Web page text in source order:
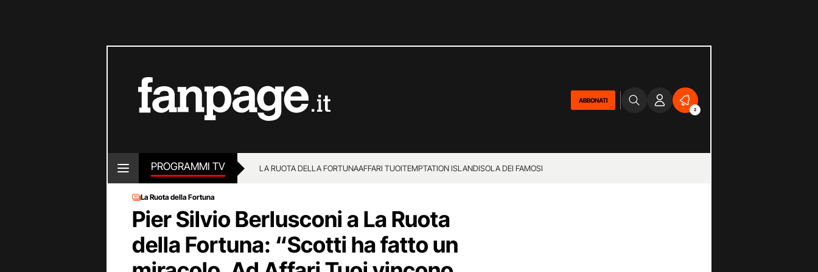
ABBONATI
2
PROGRAMMI TV LA RUOTA DELLA FORTUNAAFFARI TUOITEMPTATION ISLANDISOLA DEI FAMOSI
La Ruota della Fortuna
Pier Silvio Berlusconi a La Ruota
della Fortuna: “Scotti ha fatto un